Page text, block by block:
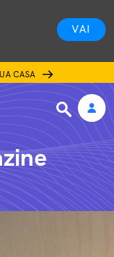
VAI
CASA